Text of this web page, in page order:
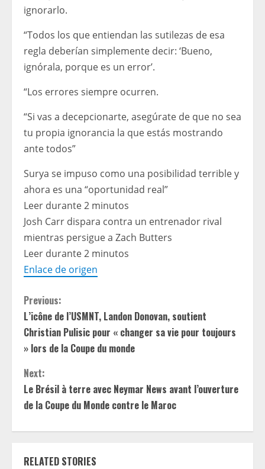
ignorarlo.
“Todos los que entiendan las sutilezas de esa
regla deberían simplemente decir: ‘Bueno,
ignórala, porque es un error’.
“Los errores siempre ocurren.
“Si vas a decepcionarte, asegúrate de que no sea
tu propia ignorancia la que estás mostrando
ante todos”
Surya se impuso como una posibilidad terrible y
ahora es una “oportunidad real”
Leer durante 2 minutos
Josh Carr dispara contra un entrenador rival
mientras persigue a Zach Butters
Leer durante 2 minutos
Enlace de origen
C
o
n
t
i
n
u
Previous:
L’icône de l’USMNT, Landon Donovan, soutient
Christian Pulisic pour « changer sa vie pour toujours
» lors de la Coupe du monde
Next:
Le Brésil à terre avec Neymar News avant l’ouverture
de la Coupe du Monde contre le Maroc
RELATED STORIES